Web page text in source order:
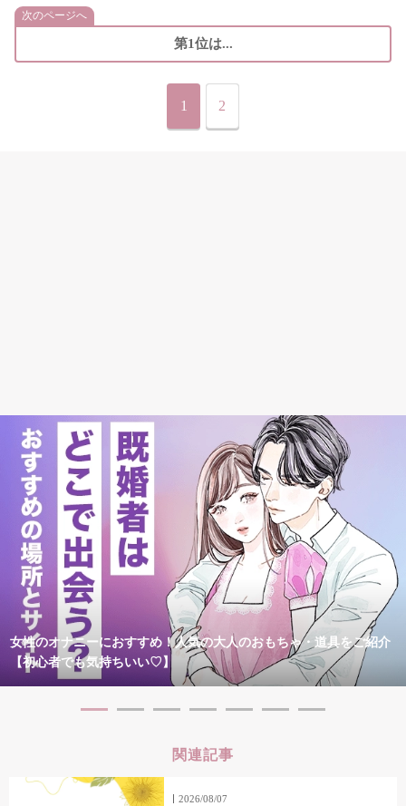
次のページへ
第1位は...
1 2
女性のオナニーにおすすめ！人気の大人のおもちゃ・道具をご紹介
【初心者でも気持ちいい♡】
関連記事
2026/08/07